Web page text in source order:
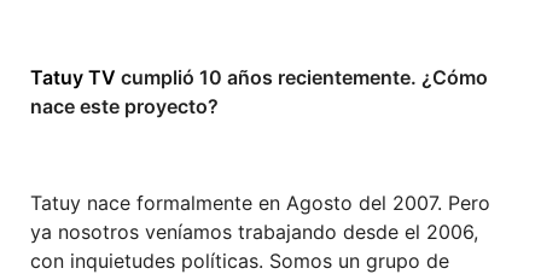
Tatuy TV cumplió 10 años recientemente. ¿Cómo
nace este proyecto?
Tatuy nace formalmente en Agosto del 2007. Pero
ya nosotros veníamos trabajando desde el 2006,
con inquietudes políticas. Somos un grupo de